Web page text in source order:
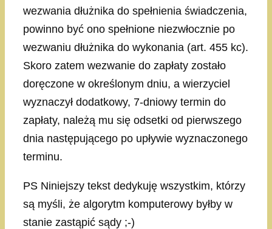
wezwania dłużnika do spełnienia świadczenia,
powinno być ono spełnione niezwłocznie po
wezwaniu dłużnika do wykonania (art. 455 kc).
Skoro zatem wezwanie do zapłaty zostało
doręczone w określonym dniu, a wierzyciel
wyznaczył dodatkowy, 7-dniowy termin do
zapłaty, należą mu się odsetki od pierwszego
dnia następującego po upływie wyznaczonego
terminu.
PS Niniejszy tekst dedykuję wszystkim, którzy
są myśli, że algorytm komputerowy byłby w
stanie zastąpić sądy ;-)